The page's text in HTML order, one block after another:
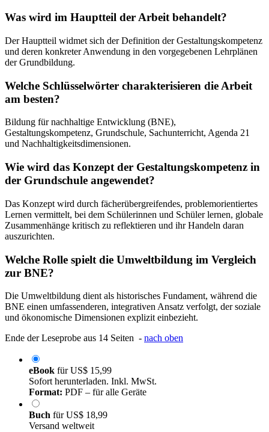
Was wird im Hauptteil der Arbeit behandelt?
Der Hauptteil widmet sich der Definition der Gestaltungskompetenz
und deren konkreter Anwendung in den vorgegebenen Lehrplänen
der Grundbildung.
Welche Schlüsselwörter charakterisieren die Arbeit
am besten?
Bildung für nachhaltige Entwicklung (BNE),
Gestaltungskompetenz, Grundschule, Sachunterricht, Agenda 21
und Nachhaltigkeitsdimensionen.
Wie wird das Konzept der Gestaltungskompetenz in
der Grundschule angewendet?
Das Konzept wird durch fächerübergreifendes, problemorientiertes
Lernen vermittelt, bei dem Schülerinnen und Schüler lernen, globale
Zusammenhänge kritisch zu reflektieren und ihr Handeln daran
auszurichten.
Welche Rolle spielt die Umweltbildung im Vergleich
zur BNE?
Die Umweltbildung dient als historisches Fundament, während die
BNE einen umfassenderen, integrativen Ansatz verfolgt, der soziale
und ökonomische Dimensionen explizit einbezieht.
Ende der Leseprobe aus 14 Seiten - nach oben
eBook fürUS$ 15,99
Sofort herunterladen. Inkl. MwSt.
Format: PDF – für alle Geräte
Buch fürUS$ 18,99
Versand weltweit